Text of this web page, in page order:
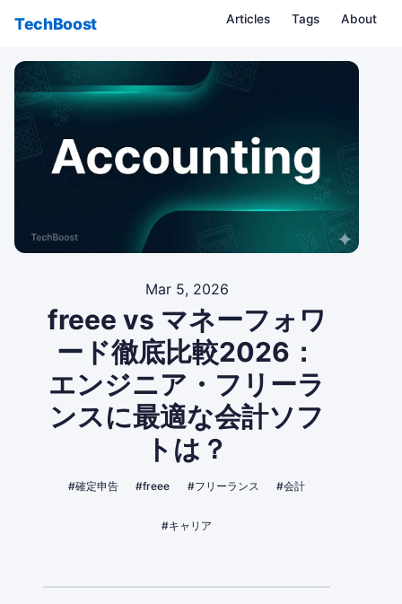
TechBoost Articles Tags About
Mar 5, 2026
freee vs マネーフォワ
ード徹底比較2026：
エンジニア・フリーラ
ンスに最適な会計ソフ
トは？
#確定申告 #freee #フリーランス #会計
#キャリア